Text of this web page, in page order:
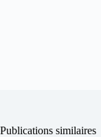
Publications similaires